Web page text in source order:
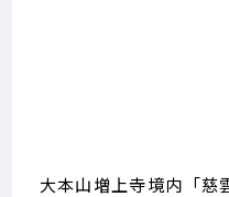
大本山増上寺境内「慈